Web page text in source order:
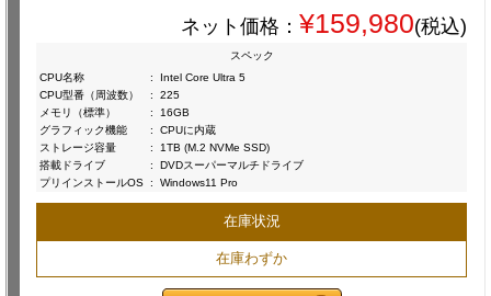
ネット価格： ¥159,980(税込)
スペック
CPU名称
:
Intel Core Ultra 5
CPU型番（周波数）
:
225
メモリ（標準）
:
16GB
グラフィック機能
:
CPUに内蔵
ストレージ容量
:
1TB (M.2 NVMe SSD)
搭載ドライブ
:
DVDスーパーマルチドライブ
プリインストールOS : Windows11 Pro
在庫状況
在庫わずか